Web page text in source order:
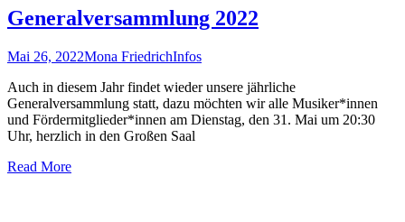
Generalversammlung 2022
Mai 26, 2022Mona FriedrichInfos
Auch in diesem Jahr findet wieder unsere jährliche
Generalversammlung statt, dazu möchten wir alle Musiker*innen
und Fördermitglieder*innen am Dienstag, den 31. Mai um 20:30
Uhr, herzlich in den Großen Saal
Read More